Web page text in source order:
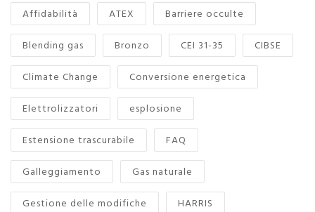
Affidabilità
ATEX
Barriere occulte
Blending gas
Bronzo CEI 31-35
CIBSE
Climate Change
Conversione energetica
Elettrolizzatori
esplosione
Estensione trascurabile
FAQ
Galleggiamento
Gas naturale
Gestione delle modifiche
HARRIS